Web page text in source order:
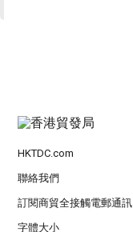
HKTDC.com
聯絡我們
訂閱商貿全接觸電郵通訊
字體大小